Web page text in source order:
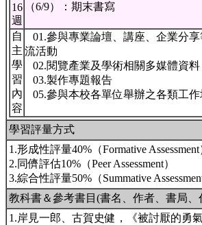
16
週
（6/9）：期末書寫
自
主
學
習
內
容
01.參與專業論壇、講座、企業分
流活動
02.閱覽產業及學術相關多媒體資料
03.製作專題報告
05.參與本校各單位舉辦之各類工作
學習評量方式
1.形成性評量40%（Formative Assessment
2.同儕評估10%（Peer Assessment）
3.綜合性評量50%（Summative Assessment
教科書＆參考書目(書名、作者、書局、
1.岸見一郎、古賀史健，《被討厭的勇